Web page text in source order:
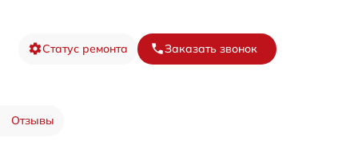
Статус ремонта Заказать звонок
Отзывы